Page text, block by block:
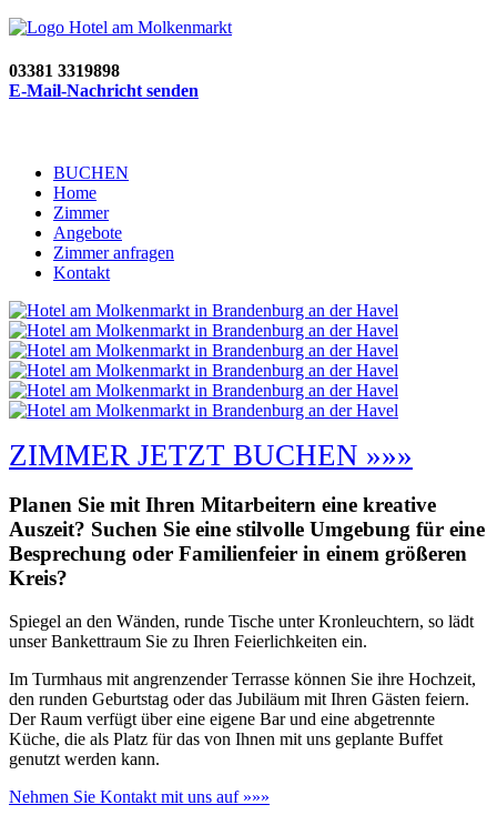
03381 3319898
E-Mail-Nachricht senden
BUCHEN
Home
Zimmer
Angebote
Zimmer anfragen
Kontakt
ZIMMER JETZT BUCHEN »»»
Planen Sie mit Ihren Mitarbeitern eine kreative
Auszeit? Suchen Sie eine stilvolle Umgebung für eine
Besprechung oder Familienfeier in einem größeren
Kreis?
Spiegel an den Wänden, runde Tische unter Kronleuchtern, so lädt
unser Bankettraum Sie zu Ihren Feierlichkeiten ein.
Im Turmhaus mit angrenzender Terrasse können Sie ihre Hochzeit,
den runden Geburtstag oder das Jubiläum mit Ihren Gästen feiern.
Der Raum verfügt über eine eigene Bar und eine abgetrennte
Küche, die als Platz für das von Ihnen mit uns geplante Buffet
genutzt werden kann.
Nehmen Sie Kontakt mit uns auf »»»